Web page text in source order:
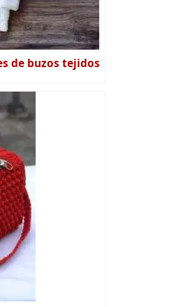
de buzos tejidos